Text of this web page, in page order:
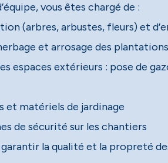
vous êtes chargé de :
(arbres, arbustes, fleurs) et
et arrosage des plantations
espaces extérieurs : pose de
matériels de jardinage
de sécurité sur les chantiers
garantir la qualité et la propreté